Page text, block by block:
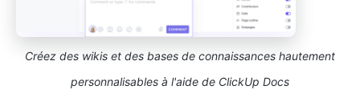
Créez des wikis et des bases de connaissances hautement
personnalisables à l'aide de ClickUp Docs